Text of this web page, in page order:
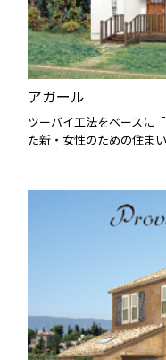
アガール
ツーバイ工法をベースに
た新・女性のための住まい